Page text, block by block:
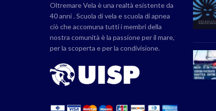
Oltremare Vela è una realtà esistente da
40 anni . Scuola di vela e scuola di apnea
ciò che accomuna tutti i membri della
nostra comunità è la passione per il mare,
per la scoperta e per la condivisione.